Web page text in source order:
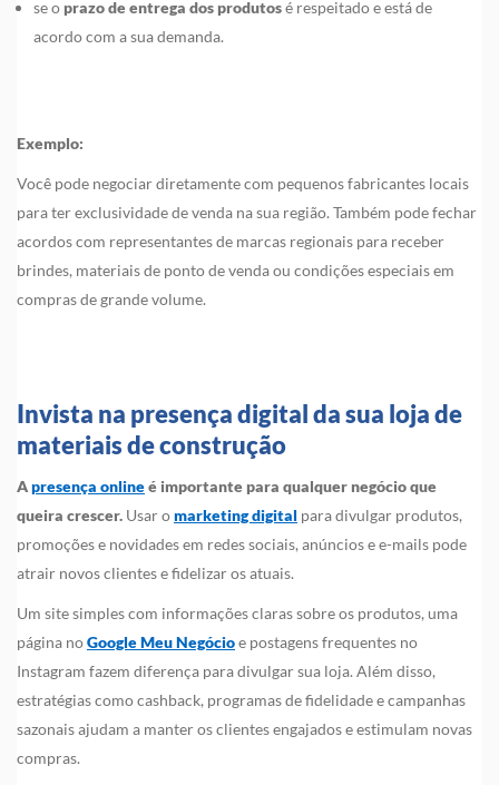
se o prazo de entrega dos produtosé respeitado e está de
acordo com a sua demanda.
Exemplo:
Você pode negociar diretamente com pequenos fabricantes locais
para ter exclusividade de venda na sua região. Também pode fechar
acordos com representantes de marcas regionais para receber
brindes, materiais de ponto de venda ou condições especiais em
compras de grande volume.
Invista na presença digital da sua loja de
materiais de construção
Apresença onlineé importante para qualquer negócio que
queira crescer. Usar omarketing digital para divulgar produtos,
promoções e novidades em redes sociais, anúncios e e-mails pode
atrair novos clientes e fidelizar os atuais.
Um site simples com informações claras sobre os produtos, uma
página noGoogle Meu Negócioe postagens frequentes no
Instagram fazem diferença para divulgar sua loja. Além disso,
estratégias como cashback, programas de fidelidade e campanhas
sazonais ajudam a manter os clientes engajados e estimulam novas
compras.